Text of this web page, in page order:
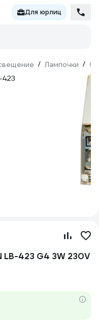
Для юрлиц
/ Лампочки /
LB-423 G4 3W 230V